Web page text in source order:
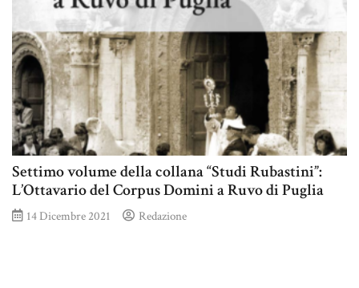
Settimo volume della collana “Studi Rubastini”:
L’Ottavario del Corpus Domini a Ruvo di Puglia
14 Dicembre 2021 Redazione